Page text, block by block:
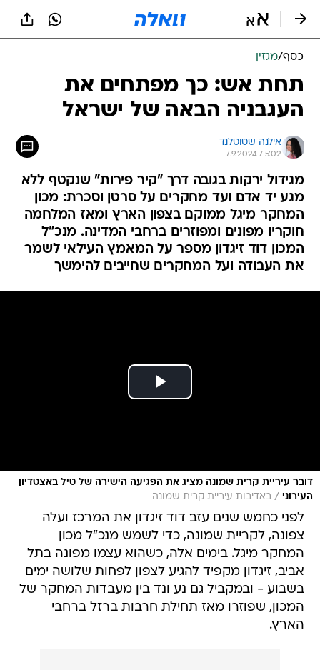
כסף/מגזין
תחת אש: כך מפתחים את
העגבניה הבאה של ישראל
אילנה שטוטלנד
7.9.2024 / 5:02
מגידול ירקות בגובה דרך "קיר פירות" שנקטף ללא
מגע יד אדם ועד מחקרים על סרטן וסכרת: מכון
המחקר מיגל ממוקם בצפון הארץ ומאז המלחמה
חוקריו מפונים ומפוזרים ברחבי המדינה. מנכ"ל
המכון דוד זיגדון מספר על המאמץ העילאי לשמר
את העבודה ועל המחקרים שחייבים להימשך
דובר עיריית קרית שמונה מציג את הפגיעה הישירה של טיל באצטדיון
העירוני / באדיבות עיריית קרית שמונה
לפני כחמש שנים עזב דוד זיגדון את המרכז ועלה
צפונה, לקריית שמונה, כדי לשמש מנכ"ל מכון
המחקר מיגל. בימים אלה, כשהוא עצמו מפונה בתל
אביב, זיגדון מקפיד להגיע לצפון לפחות שלושה ימים
בשבוע - ובמקביל גם נע ונד בין מעבדות המחקר של
המכון, שפוזרו מאז תחילת חרבות ברזל ברחבי
הארץ.